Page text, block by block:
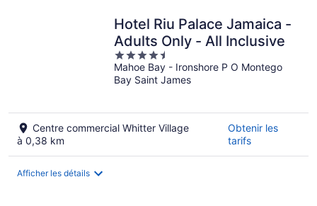
Hotel Riu Palace Jamaica -
Adults Only - All Inclusive
4.5
out
of
Mahoe Bay - Ironshore P O Montego
Bay Saint James
Centre commercial Whitter Village
à 0,38 km
Obtenir les
tarifs
Afficher les détails